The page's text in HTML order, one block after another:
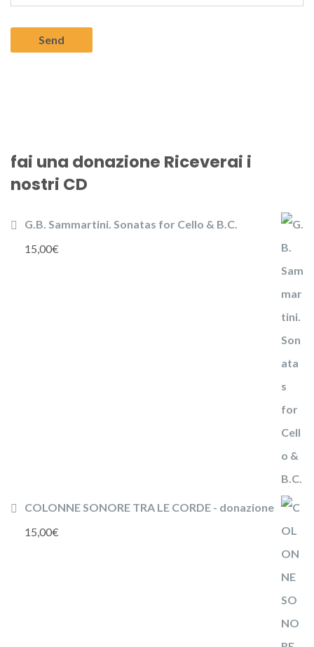
fai una donazione Riceverai i
nostri CD
G.B. Sammartini. Sonatas for Cello & B.C.
15,00€
COLONNE SONORE TRA LE CORDE - donazione
15,00€